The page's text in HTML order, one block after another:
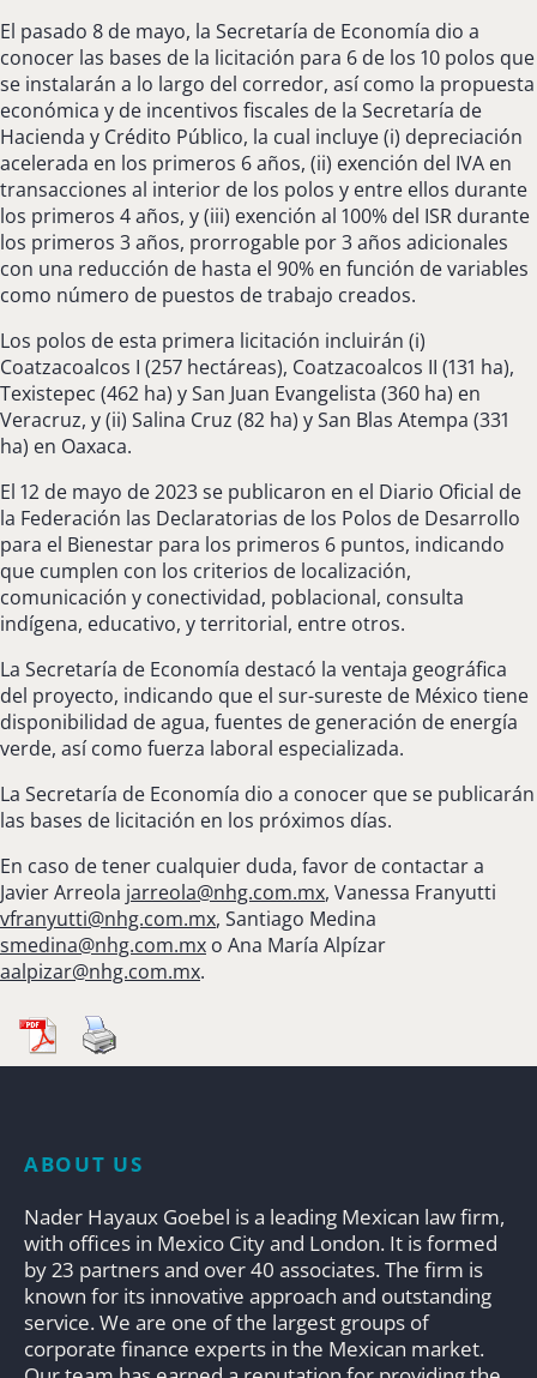
El pasado 8 de mayo, la Secretaría de Economía dio a
conocer las bases de la licitación para 6 de los 10 polos que
se instalarán a lo largo del corredor, así como la propuesta
económica y de incentivos fiscales de la Secretaría de
Hacienda y Crédito Público, la cual incluye (i) depreciación
acelerada en los primeros 6 años, (ii) exención del IVA en
transacciones al interior de los polos y entre ellos durante
los primeros 4 años, y (iii) exención al 100% del ISR durante
los primeros 3 años, prorrogable por 3 años adicionales
con una reducción de hasta el 90% en función de variables
como número de puestos de trabajo creados.
Los polos de esta primera licitación incluirán (i)
Coatzacoalcos I (257 hectáreas), Coatzacoalcos II (131 ha),
Texistepec (462 ha) y San Juan Evangelista (360 ha) en
Veracruz, y (ii) Salina Cruz (82 ha) y San Blas Atempa (331
ha) en Oaxaca.
El 12 de mayo de 2023 se publicaron en el Diario Oficial de
la Federación las Declaratorias de los Polos de Desarrollo
para el Bienestar para los primeros 6 puntos, indicando
que cumplen con los criterios de localización,
comunicación y conectividad, poblacional, consulta
indígena, educativo, y territorial, entre otros.
La Secretaría de Economía destacó la ventaja geográfica
del proyecto, indicando que el sur-sureste de México tiene
disponibilidad de agua, fuentes de generación de energía
verde, así como fuerza laboral especializada.
La Secretaría de Economía dio a conocer que se publicarán
las bases de licitación en los próximos días.
En caso de tener cualquier duda, favor de contactar a
Javier Arreola jarreola@nhg.com.mx, Vanessa Franyutti
vfranyutti@nhg.com.mx, Santiago Medina
smedina@nhg.com.mx o Ana María Alpízar
aalpizar@nhg.com.mx.
ABOUT US
Nader Hayaux Goebel is a leading Mexican law firm,
with offices in Mexico City and London. It is formed
by 23 partners and over 40 associates. The firm is
known for its innovative approach and outstanding
service. We are one of the largest groups of
corporate finance experts in the Mexican market.